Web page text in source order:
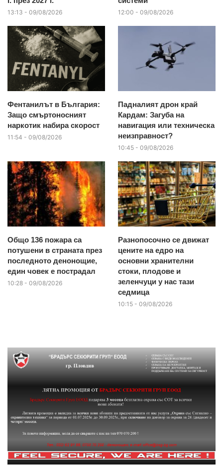
13:13 - 09/08/2026 12:00 - 09/08/2026
Фентанилът в България:
Защо смъртоносният
наркотик набира скорост
11:54 - 09/08/2026
Падналият дрон край
Кардам: Загуба на
навигация или техническа
неизправност?
10:45 - 09/08/2026
Общо 136 пожара са
потушени в страната през
последното денонощие,
един човек е пострадал
10:28 - 09/08/2026
Разнопосочно се движат
цените на едро на
основни хранителни
стоки, плодове и
зеленчуци у нас тази
седмица
10:15 - 09/08/2026